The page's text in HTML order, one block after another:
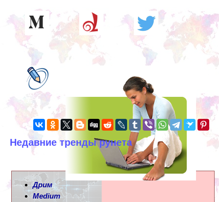
Недавние тренды рунета
Дрим
Medium